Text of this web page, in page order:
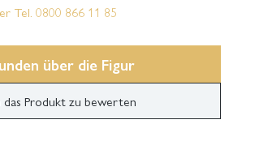
Tel. 0800 866 11 85
über die Figur
Produkt zu bewerten